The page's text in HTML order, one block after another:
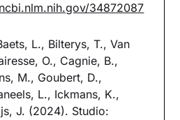
34872087
L., Bilterys, T., Van
O., Cagnie, B.,
M., Goubert, D.,
L., Ickmans, K.,
J. (2024). Studio: